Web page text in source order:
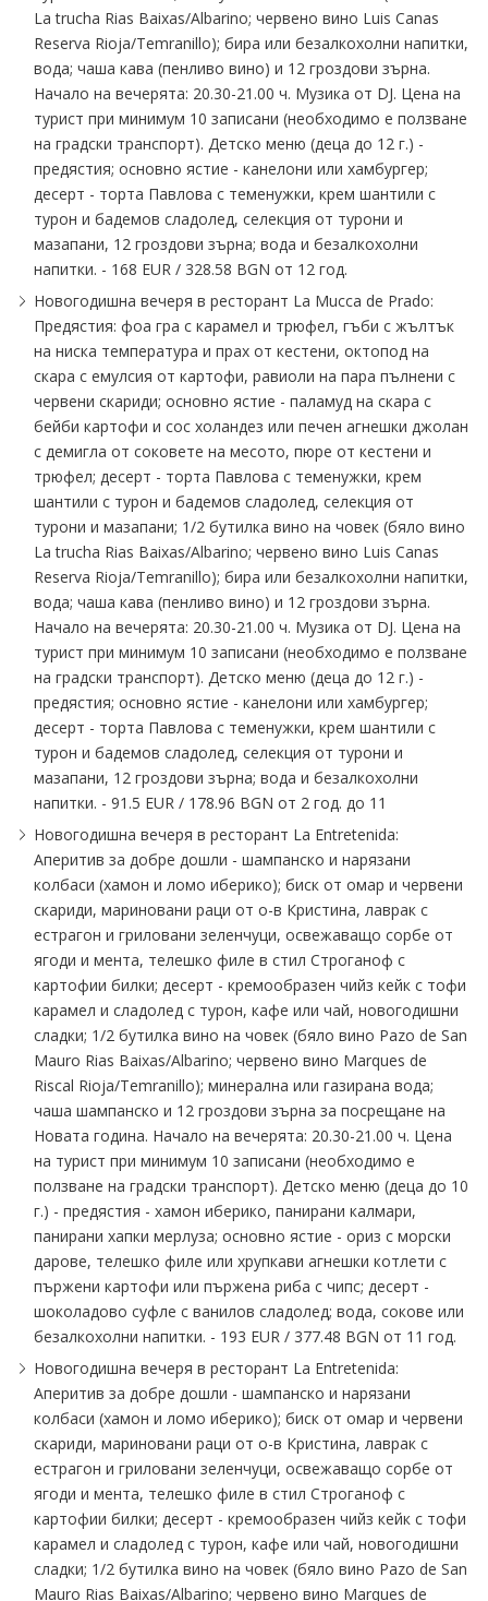
La trucha Rias Baixas∕Albarino; червено вино Luis Canas
Reserva Rioja∕Temranillо); бира или безалкохолни напитки,
вода; чаша кава (пенливо вино) и 12 гроздови зърна.
Начало на вечерята: 20.30-21.00 ч. Музика от DJ. Цена на
турист при минимум 10 записани (необходимо е ползване
на градски транспорт). Детско меню (деца до 12 г.) -
предястия; основно ястие - канелони или хамбургер;
десерт - торта Павлова с теменужки, крем шантили с
турон и бадемов сладолед, селекция от турони и
мазапани, 12 гроздови зърна; вода и безалкохолни
напитки. - 168 EUR ∕ 328.58 BGN от 12 год.
Новогодишна вечеря в ресторант La Mucca de Prado:
Предястия: фоа гра с карамел и трюфел, гъби с жълтък
на ниска температура и прах от кестени, октопод на
скара с емулсия от картофи, равиоли на пара пълнени с
червени скариди; основно ястие - паламуд на скара с
бейби картофи и сос холандез или печен агнешки джолан
с демигла от соковете на месото, пюре от кестени и
трюфел; десерт - торта Павлова с теменужки, крем
шантили с турон и бадемов сладолед, селекция от
турони и мазапани; 1∕2 бутилка вино на човек (бяло вино
La trucha Rias Baixas∕Albarino; червено вино Luis Canas
Reserva Rioja∕Temranillо); бира или безалкохолни напитки,
вода; чаша кава (пенливо вино) и 12 гроздови зърна.
Начало на вечерята: 20.30-21.00 ч. Музика от DJ. Цена на
турист при минимум 10 записани (необходимо е ползване
на градски транспорт). Детско меню (деца до 12 г.) -
предястия; основно ястие - канелони или хамбургер;
десерт - торта Павлова с теменужки, крем шантили с
турон и бадемов сладолед, селекция от турони и
мазапани, 12 гроздови зърна; вода и безалкохолни
напитки. - 91.5 EUR ∕ 178.96 BGN от 2 год. до 11
Новогодишна вечеря в ресторант La Entretenida:
Аперитив за добре дошли - шампанско и нарязани
колбаси (хамон и ломо иберико); биск от омар и червени
скариди, мариновани раци от о-в Кристина, лаврак с
естрагон и гриловани зеленчуци, освежаващо сорбе от
ягоди и мента, телешко филе в стил Строганоф с
картофии билки; десерт - кремообразен чийз кейк с тофи
карамел и сладолед с турон, кафе или чай, новогодишни
сладки; 1∕2 бутилка вино на човек (бяло вино Pazo de San
Mauro Rias Baixas∕Albarino; червено вино Marques de
Riscal Rioja∕Temranillо); минерална или газирана вода;
чаша шампанско и 12 гроздови зърна за посрещане на
Новата година. Начало на вечерята: 20.30-21.00 ч. Цена
на турист при минимум 10 записани (необходимо е
ползване на градски транспорт). Детско меню (деца до 10
г.) - предястия - хамон иберико, панирани калмари,
панирани хапки мерлуза; основно ястие - ориз с морски
дарове, телешко филе или хрупкави агнешки котлети с
пържени картофи или пържена риба с чипс; десерт -
шоколадово суфле с ванилов сладолед; вода, сокове или
безалкохолни напитки. - 193 EUR ∕ 377.48 BGN от 11 год.
Новогодишна вечеря в ресторант La Entretenida:
Аперитив за добре дошли - шампанско и нарязани
колбаси (хамон и ломо иберико); биск от омар и червени
скариди, мариновани раци от о-в Кристина, лаврак с
естрагон и гриловани зеленчуци, освежаващо сорбе от
ягоди и мента, телешко филе в стил Строганоф с
картофии билки; десерт - кремообразен чийз кейк с тофи
карамел и сладолед с турон, кафе или чай, новогодишни
сладки; 1∕2 бутилка вино на човек (бяло вино Pazo de San
Mauro Rias Baixas∕Albarino; червено вино Marques de